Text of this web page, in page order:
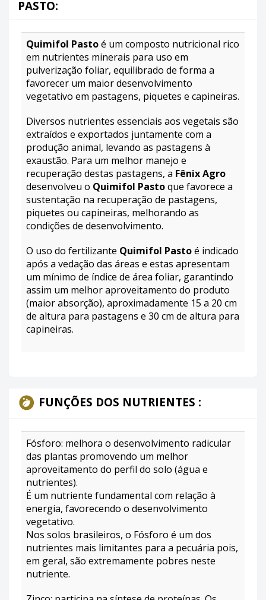
PASTO:
Quimifol Pastoé um composto nutricional rico
em nutrientes minerais para uso em
pulverização foliar, equilibrado de forma a
favorecer um maior desenvolvimento
vegetativo em pastagens, piquetes e capineiras.
Diversos nutrientes essenciais aos vegetais são
extraídos e exportados juntamente com a
produção animal, levando as pastagens à
exaustão. Para um melhor manejo e
recuperação destas pastagens, a Fênix Agro
desenvolveu o Quimifol Pastoque favorece a
sustentação na recuperação de pastagens,
piquetes ou capineiras, melhorando as
condições de desenvolvimento.
O uso do fertilizante Quimifol Pastoé indicado
após a vedação das áreas e estas apresentam
um mínimo de índice de área foliar, garantindo
assim um melhor aproveitamento do produto
(maior absorção), aproximadamente 15 a 20 cm
de altura para pastagens e 30 cm de altura para
capineiras.
FUNÇÕES DOS NUTRIENTES :
Fósforo: melhora o desenvolvimento radicular
das plantas promovendo um melhor
aproveitamento do perfil do solo (água e
nutrientes).
É um nutriente fundamental com relação à
energia, favorecendo o desenvolvimento
vegetativo.
Nos solos brasileiros, o Fósforo é um dos
nutrientes mais limitantes para a pecuária pois,
em geral, são extremamente pobres neste
nutriente.